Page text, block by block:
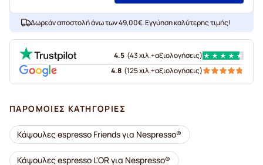
Δωρεάν αποστολή άνω των 49,00€. Εγγύηση καλύτερης τιμής!
4.5 (43 χιλ.+αξιολογήσεις)
4.8 (125 χιλ.+αξιολογήσεις)
ΠΑΡΌΜΟΙΕΣ ΚΑΤΗΓΟΡΊΕΣ
Κάψουλες espresso Friends για Nespresso®
Κάψουλες espresso L'OR για Nespresso®